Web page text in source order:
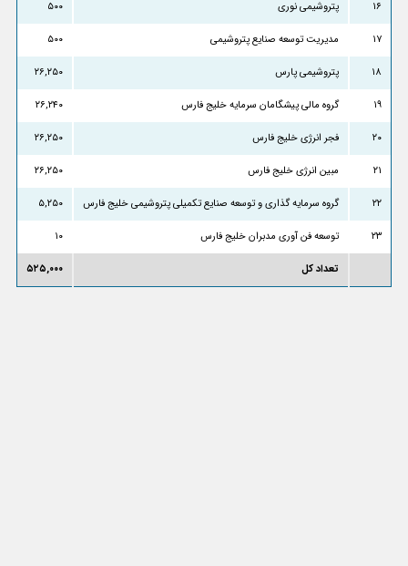
۱۶ پتروشیمی نوری ۵۰۰
۱۷ مدیریت توسعه صنایع پتروشیمی ۵۰۰
۱۸ پتروشیمی پارس ۲۶,۲۵۰
۱۹ گروه مالی پیشگامان سرمایه خلیج فارس ۲۶,۲۴۰
۲۰ فجر انرژی خلیج فارس ۲۶,۲۵۰
۲۱ مبین انرژی خلیج فارس ۲۶,۲۵۰
۲۲ گروه سرمایه گذاری و توسعه صنایع تکمیلی پتروشیمی خلیج فارس ۵,۲۵۰
۲۳ توسعه فن آوری مدبران خلیج فارس ۱۰
تعداد کل ۵۲۵,۰۰۰